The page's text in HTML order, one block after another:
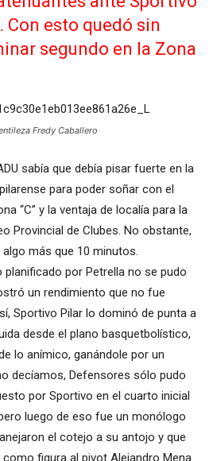
Con esto quedó sin
segundo en la Zona
Fredy Caballero
sabía que debía pisar fuerte en la
para poder soñar con el
“C” y la ventaja de localía para la
Provincial de Clubes. No obstante,
más que 10 minutos.
planificado por Petrella no se pudo
un rendimiento que no fue
Sportivo Pilar lo dominó de punta a
desde el plano basquetbolístico,
lo anímico, ganándole por un
decíamos, Defensores sólo pudo
por Sportivo en el cuarto inicial
luego de eso fue un monólogo
el cotejo a su antojo y que
figura al pivot Alejandro Mena